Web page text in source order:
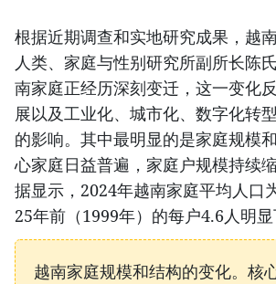
根据近期调查和实地研究成果，越
人类、家庭与性别研究所副所长陈
南家庭正经历深刻变迁，这一变化
展以及工业化、城市化、数字化转
的影响。其中最明显的是家庭规模
心家庭日益普遍，家庭户规模持续
据显示，2024年越南家庭平均人口
25年前（1999年）的每户4.6人明显
越南家庭规模和结构的变化。核